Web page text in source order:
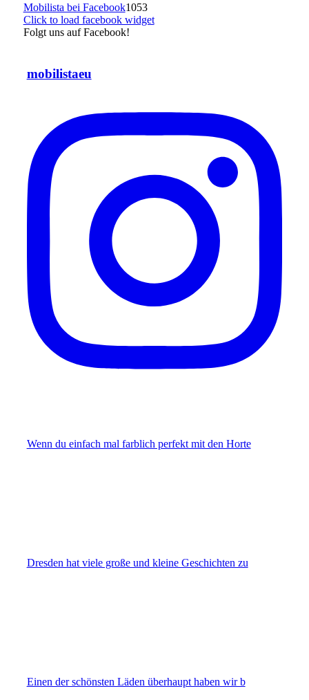
Mobilista bei Facebook1053
Click to load facebook widget
Folgt uns auf Facebook!
mobilistaeu
Wenn du einfach mal farblich perfekt mit den Horte
Dresden hat viele große und kleine Geschichten zu
Einen der schönsten Läden überhaupt haben wir b